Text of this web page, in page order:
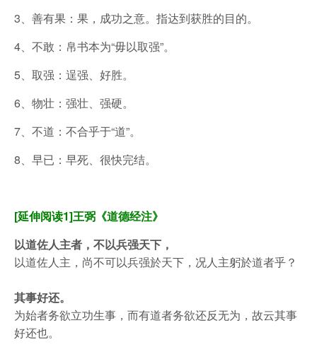
3、善有果：果，成功之意。指达到获胜的目的。
4、不敢：帛书本为“毋以取强”。
5、取强：逞强、好胜。
6、物壮：强壮、强硬。
7、不道：不合乎于“道”。
8、早已：早死、很快完结。
[延伸阅读1]王弼《道德经注》
以道佐人主者，不以兵强天下，
以道佐人主，尚不可以兵强於天下，况人主躬於道者乎？
其事好还。
为始者务欲立功生事，而有道者务欲还反无为，故云其事
好还也。